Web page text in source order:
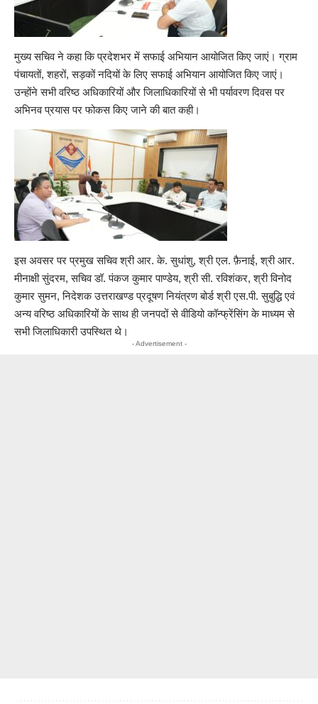
मुख्य सचिव ने कहा कि प्रदेशभर में सफाई अभियान आयोजित किए जाएं। ग्राम
पंचायतों, शहरों, सड़कों नदियों के लिए सफाई अभियान आयोजित किए जाएं।
उन्होंने सभी वरिष्ठ अधिकारियों और जिलाधिकारियों से भी पर्यावरण दिवस पर
अभिनव प्रयास पर फोकस किए जाने की बात कही।
इस अवसर पर प्रमुख सचिव श्री आर. के. सुधांशु, श्री एल. फ़ैनाई, श्री आर.
मीनाक्षी सुंदरम, सचिव डॉ. पंकज कुमार पाण्डेय, श्री सी. रविशंकर, श्री विनोद
कुमार सुमन, निदेशक उत्तराखण्ड प्रदूषण नियंत्रण बोर्ड श्री एस.पी. सुबुद्धि एवं
अन्य वरिष्ठ अधिकारियों के साथ ही जनपदों से वीडियो कॉन्फ्रेंसिंग के माध्यम से
सभी जिलाधिकारी उपस्थित थे।
- Advertisement -